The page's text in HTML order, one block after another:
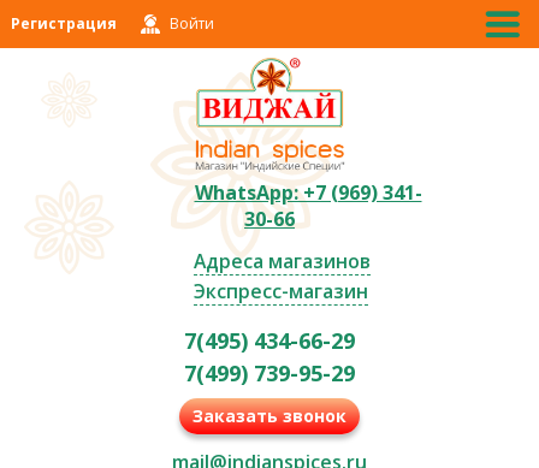
Регистрация Войти
WhatsApp: +7 (969) 341-
30-66
Адреса магазинов
Экспресс-магазин
7(495) 434-66-29
7(499) 739-95-29
Заказать звонок
mail@indianspices.ru